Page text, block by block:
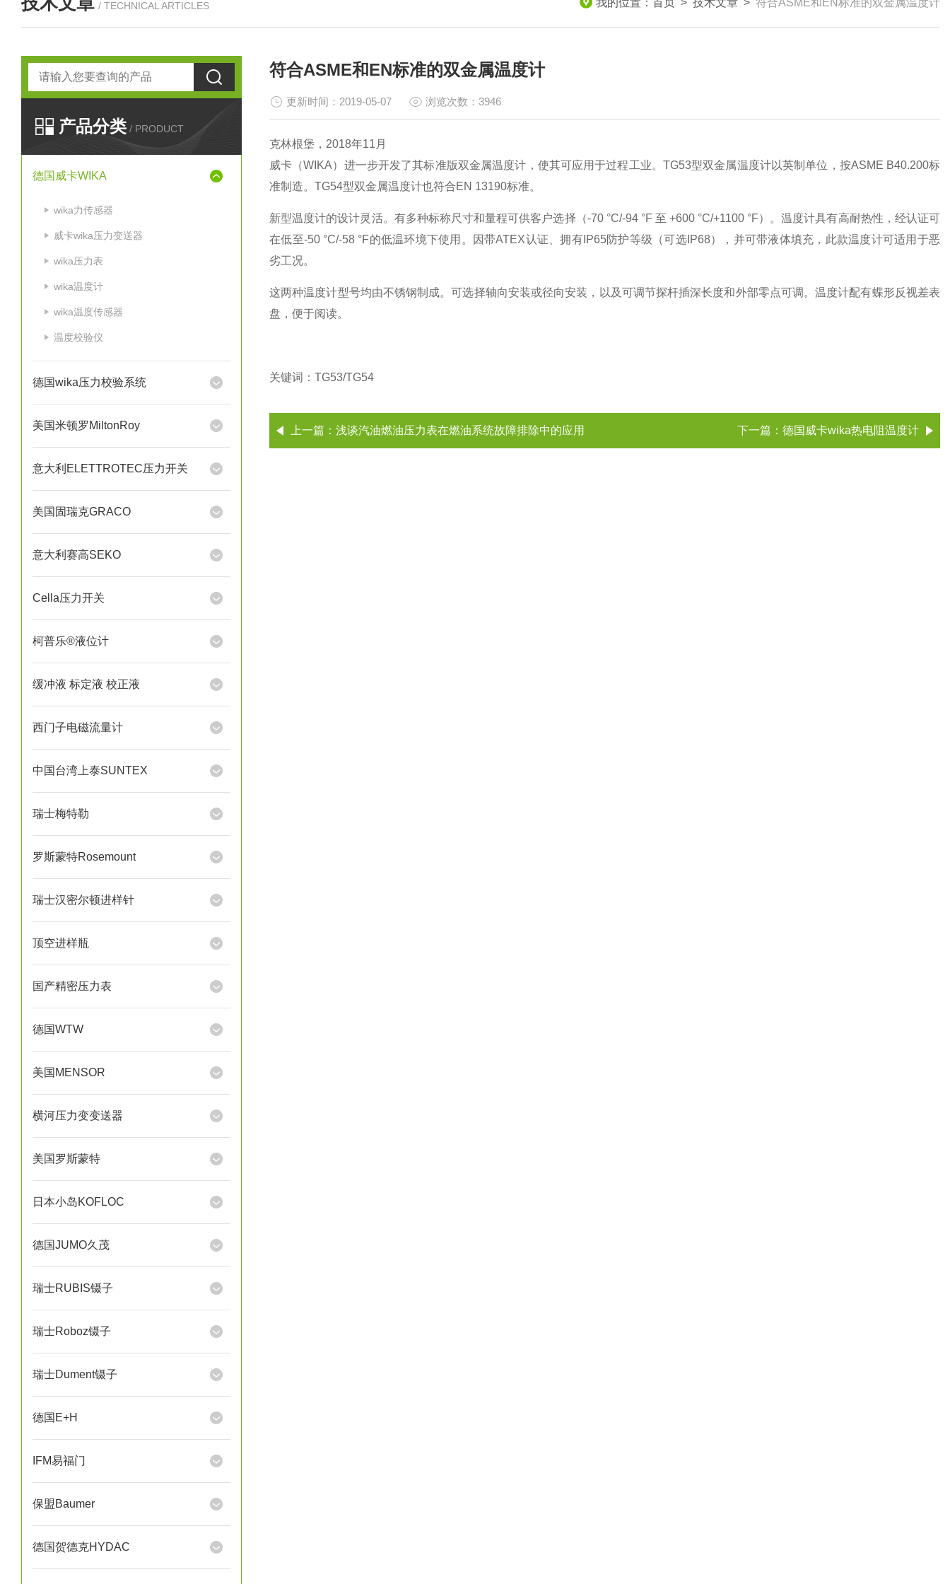
/ TECHNICAL ARTICLES 我的位置： 首页 > 技术文章 > 符合ASME和EN标准的双金属温度计
产品分类 / PRODUCT
德国威卡WIKA
wika力传感器
威卡wika压力变送器
wika压力表
wika温度计
wika温度传感器
温度校验仪
德国wika压力校验系统
美国米顿罗MiltonRoy
意大利ELETTROTEC压力开关
美国固瑞克GRACO
意大利赛高SEKO
Cella压力开关
柯普乐®液位计
缓冲液 标定液 校正液
西门子电磁流量计
中国台湾上泰SUNTEX
瑞士梅特勒
罗斯蒙特Rosemount
瑞士汉密尔顿进样针
顶空进样瓶
国产精密压力表
德国WTW
美国MENSOR
横河压力变变送器
美国罗斯蒙特
日本小岛KOFLOC
德国JUMO久茂
瑞士RUBIS镊子
瑞士Roboz镊子
瑞士Dument镊子
德国E+H
IFM易福门
保盟Baumer
德国贺德克HYDAC
符合ASME和EN标准的双金属温度计
更新时间：2019-05-07 浏览次数：3946
克林根堡，2018年11月
威卡（WIKA）进一步开发了其标准版双金属温度计，使其可应用于过程工业。TG53型双金属温度计以英制单位，按ASME B40.200标
准制造。TG54型双金属温度计也符合EN 13190标准。
新型温度计的设计灵活。有多种标称尺寸和量程可供客户选择（-70 °C/-94 °F 至 +600 °C/+1100 °F）。温度计具有高耐热性，经认证可
在低至-50 °C/-58 °F的低温环境下使用。因带ATEX认证、拥有IP65防护等级（可选IP68），并可带液体填充，此款温度计可适用于恶
劣工况。
这两种温度计型号均由不锈钢制成。可选择轴向安装或径向安装，以及可调节探杆插深长度和外部零点可调。温度计配有蝶形反视差表
盘，便于阅读。
关键词：TG53/TG54
上一篇： 浅谈汽油燃油压力表在燃油系统故障排除中的应用 下一篇： 德国威卡wika热电阻温度计